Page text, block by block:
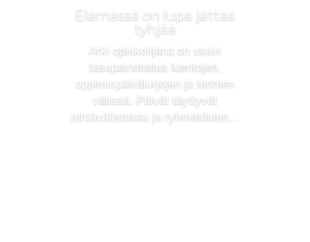
Elämässä on lupa jättää
tyhjää
Arki opiskelijana on usein
tasapainottelua luentojen,
oppimispäiväkirjojen ja tenttien
välissä. Päivät täyttyvät
tehtävälistoista ja ryhmätöiden...